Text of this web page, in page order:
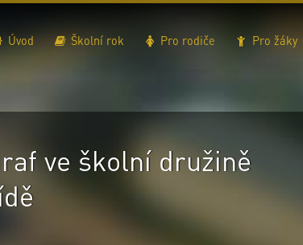
Úvod Školní rok Pro rodiče Pro žáky
ve školní družině